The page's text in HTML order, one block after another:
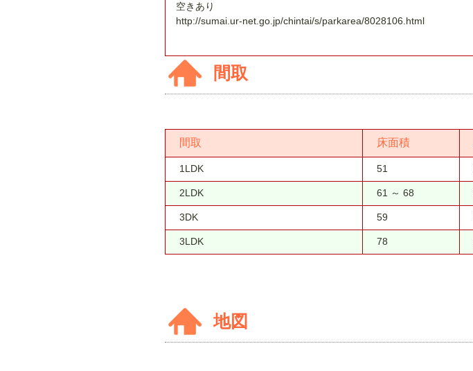
空きあり
http://sumai.ur-net.go.jp/chintai/s/parkarea/8028106.html
間取
間取 床面積
1LDK 51
2LDK 61 ～ 68
3DK 59
3LDK 78
地図